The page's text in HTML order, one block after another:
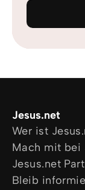
Jesus.net
Wer ist
Mach mit bei
Jesus.net
Bleib